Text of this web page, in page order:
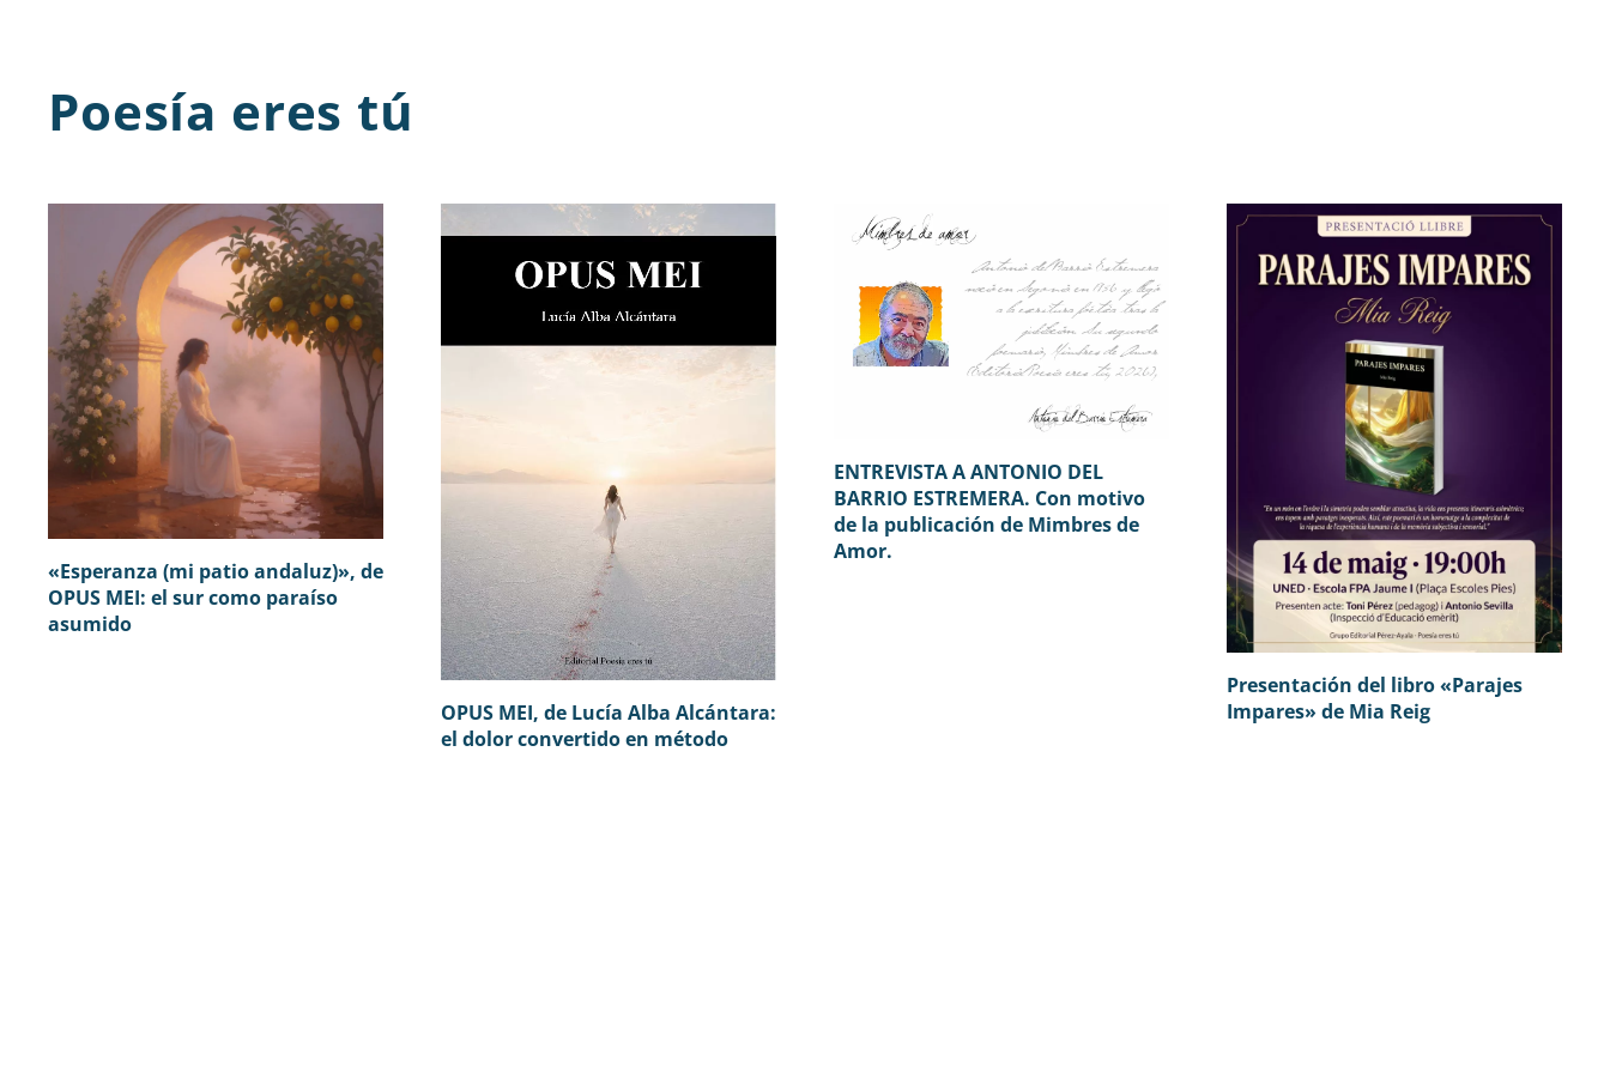
Poesía eres tú
«Esperanza (mi patio andaluz)», de
OPUS MEI: el sur como paraíso
asumido
OPUS MEI, de Lucía Alba Alcántara:
el dolor convertido en método
ENTREVISTA A ANTONIO DEL
BARRIO ESTREMERA. Con motivo
de la publicación de Mimbres de
Amor.
Presentación del libro «Parajes
Impares» de Mia Reig